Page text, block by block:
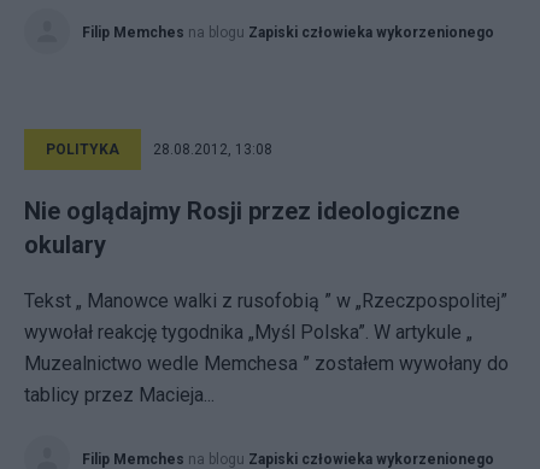
Filip Memches na blogu Zapiski człowieka wykorzenionego
POLITYKA 28.08.2012, 13:08
Nie oglądajmy Rosji przez ideologiczne
okulary
Tekst „ Manowce walki z rusofobią ” w „Rzeczpospolitej”
wywołał reakcję tygodnika „Myśl Polska”. W artykule „
Muzealnictwo wedle Memchesa ” zostałem wywołany do
tablicy przez Macieja...
Filip Memches na blogu Zapiski człowieka wykorzenionego